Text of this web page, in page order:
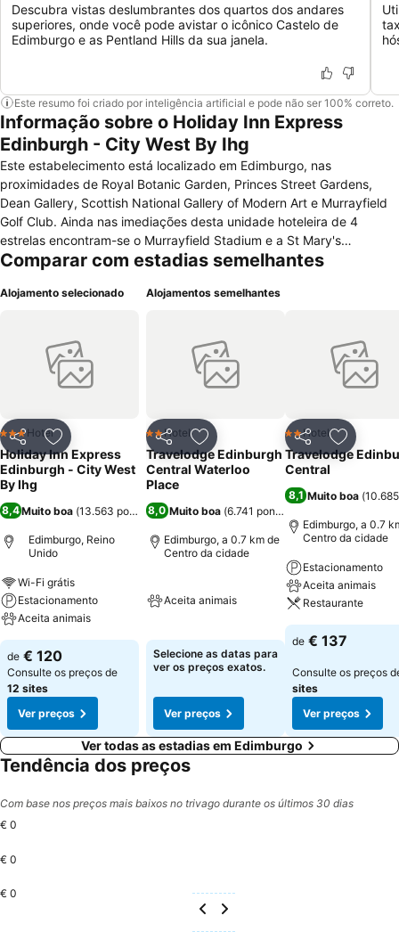
Descubra vistas deslumbrantes dos quartos dos andares
superiores, onde você pode avistar o icônico Castelo de
Edimburgo e as Pentland Hills da sua janela.
Este resumo foi criado por inteligência artificial e pode não ser 100% correto.
Informação sobre o Holiday Inn Express
Edinburgh - City West By Ihg
Este estabelecimento está localizado em Edimburgo, nas
proximidades de Royal Botanic Garden, Princes Street Gardens,
Dean Gallery, Scottish National Gallery of Modern Art e Murrayfield
Golf Club. Ainda nas imediações desta unidade hoteleira de 4
estrelas encontram-se o Murrayfield Stadium e a St Mary's
Cathedral. O Hotel dispõe de acesso a internet, serviço de bar e
horas, restaurante, serviço de engraxadora automática e serviço de
disposição assim como um jardim e um ginásio onde pode exercitar
o seu corpo. Este edifício está preparado para facilitar os acessos e
a devida acomodação a clientes com necessidades especiais. Os
a internet, aquecedor, ar condicionado, tv satélite e tv a cabo,
cafeteira/máquina de café, ferro e tábua de engomar, janelas
insonorizadas e com abertura, consola de jogos, mesa de escritório,
mini bar, quarto de banho com banheira, rádio despertador, secador
de cabelo e telefone.
Comparar com estadias semelhantes
Alojamento selecionado
PartilharAdicionar aos favoritos
3 Estrelas
Hotel
Holiday Inn Express
Edinburgh - City West
By Ihg
8,4Muito boa (13.563 pontuações)
Edimburgo, Reino
Unido
Wi-Fi grátis
Estacionamento
Aceita animais
de € 120
Consulte os preços de
12 sites
Ver preços
Alojamentos semelhantes
PartilharAdicionar aos favoritos
2 Estrelas
Hotel
Travelodge Edinburgh
Central Waterloo
Place
8,0 Muito boa (6.741 pontuações
Edimburgo, a 0.7 km de
Centro da cidade
Aceita animais
Selecione as datas para
ver os preços exatos.
Ver preços
Partilhar
2 Estrelas
Hotel
Travelodge
Central
8,1 Muito boa (
Edimburgo, a 0.7
Centro da cidade
Estacionamento
Aceita animais
Restaurante
de € 137
Consulte os preços
sites
Ver preços
Ver todas as estadias em Edimburgo
Tendência dos preços
Com base nos preços mais baixos no trivago durante os últimos 30 dias
€ 0
€ 0
€ 0